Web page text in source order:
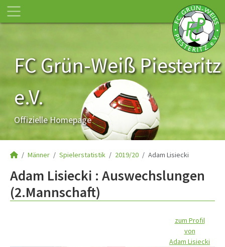
FC Grün-Weiß Piesteritz
e.V.
Offizielle Homepage
Männer Spielerstatistik 2019/20 Adam Lisiecki
Adam Lisiecki : Auswechslungen
(2.Mannschaft)
zum Profil
von
Adam Lisiecki